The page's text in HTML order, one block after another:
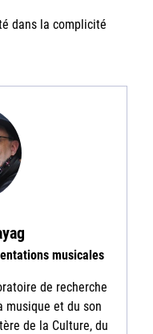
dans la complicité
musicales
de recherche
musique et du son
de la Culture, du